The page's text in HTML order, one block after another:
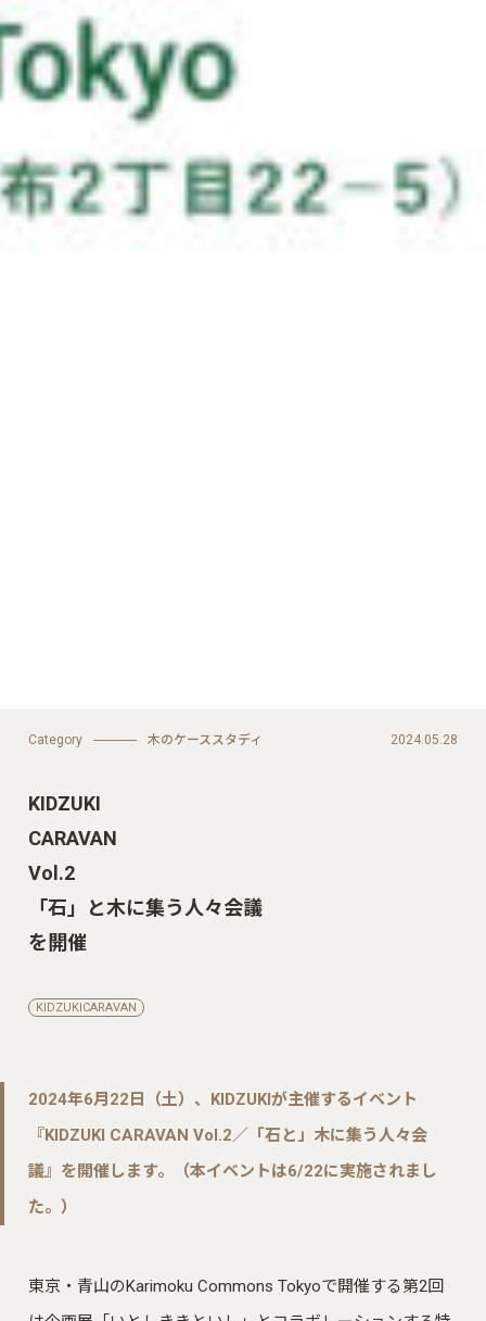
Category 木のケーススタディ 2024.05.28
KIDZUKI
CARAVAN
Vol.2
「石」と木に集う人々会議
を開催
KIDZUKICARAVAN
2024年6月22日（土）、KIDZUKIが主催するイベント
『KIDZUKI CARAVAN Vol.2／「石と」木に集う人々会
議』を開催します。（本イベントは6/22に実施されまし
た。）
東京・青山のKarimoku Commons Tokyoで開催する第2回